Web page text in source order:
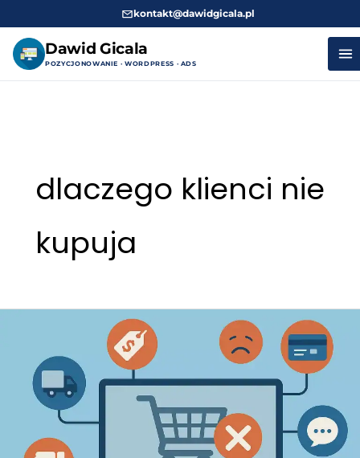
kontakt@dawidgicala.pl
Dawid Gicala
POZYCJONOWANIE · WORDPRESS · ADS
dlaczego klienci nie
kupuja